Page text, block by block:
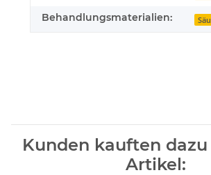
Behandlungsmaterialien:
Kunden kauften
Artikel: